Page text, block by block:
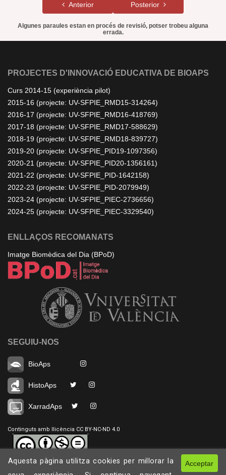
Anterior Posterior
Algunes paraules estan en procés de revisió, potser trobeu alguna
errada.
PROJECTES D'INNOVACIÓ EDUCATIVA DE BIOAPS
Curs 2014-15 (experiència pilot)
2015-16 (projecte: UV-SFPIE_RMD15-314264)
2016-17 (projecte: UV-SFPIE_RMD16-418769)
2017-18 (projecte: UV-SFPIE_RMD17-588629)
2018-19 (projecte: UV-SFPIE_RMD18-839727)
2019-20 (projecte: UV-SFPIE_PID19-1097356)
2020-21 (projecte: UV-SFPIE_PID20-1356161)
2021-22 (projecte: UV-SFPIE_PID-1642158)
2022-23 (projecte: UV-SFPIE_PID-2079949)
2023-24 (projecte: UV-SFPIE_PIEC-2736656)
2024-25 (projecte: UV-SFPIE_PIEC-3329540)
ENLLAÇOS RECOMANATS
Imatge Biomèdica del Dia (BPoD)
SEGUIU-NOS
BioAps
HistoAps
XarradAps
Continguts amb llicència CC BY-NC-ND 4.0
Acceptar
Aquesta pàgina utilitza cookies per millorar la